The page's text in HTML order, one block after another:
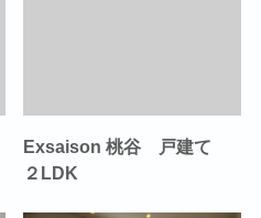
Exsaison 桃谷 戸建て
２LDK